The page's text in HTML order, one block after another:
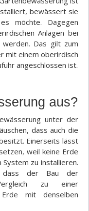
bewässert sie
möchte. Dagegen
Anlagen bei
Das gilt zum
mit einem oberirdisch
angeschlossen ist.
aus?
unter der
dass auch die
Einerseits lässt
weil keine Erde
zu installieren.
dass der Bau der
zu einer
mit denselben